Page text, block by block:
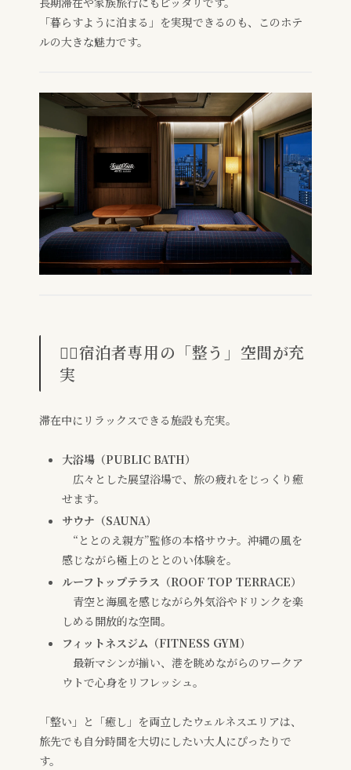
「暮らすように泊まる」を実現できるのも、このホテ
ルの大きな魅力です。
🧖‍♀️宿泊者専用の「整う」空間が充
実
滞在中にリラックスできる施設も充実。
大浴場（PUBLIC BATH）
広々とした展望浴場で、旅の疲れをじっくり癒
せます。
サウナ（SAUNA）
“ととのえ親方”監修の本格サウナ。沖縄の風を
感じながら極上のととのい体験を。
ルーフトップテラス（ROOF TOP TERRACE）
青空と海風を感じながら外気浴やドリンクを楽
しめる開放的な空間。
フィットネスジム（FITNESS GYM）
最新マシンが揃い、港を眺めながらのワークア
ウトで心身をリフレッシュ。
「整い」と「癒し」を両立したウェルネスエリアは、
旅先でも自分時間を大切にしたい大人にぴったりで
す。